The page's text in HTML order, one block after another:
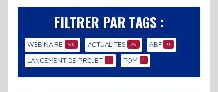
FILTRER PAR TAGS :
WEBINAIRE 56 ACTUALITÉS 25 ABF 9
LANCEMENT DE PROJET 1 POM 1